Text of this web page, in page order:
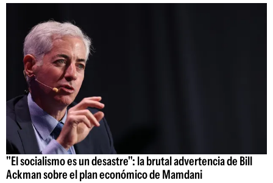
"El socialismo es un desastre": la brutal advertencia de Bill
Ackman sobre el plan económico de Mamdani